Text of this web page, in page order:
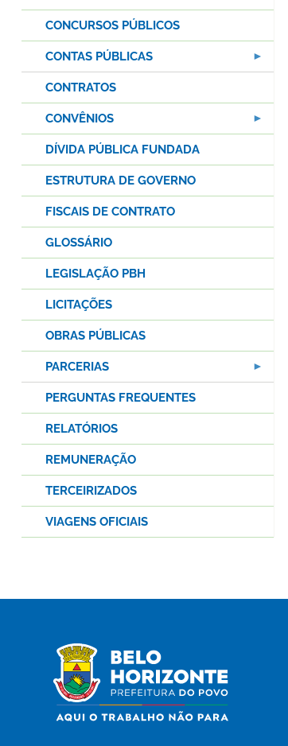
CONCURSOS PÚBLICOS
CONTAS PÚBLICAS
CONTRATOS
CONVÊNIOS
DÍVIDA PÚBLICA FUNDADA
ESTRUTURA DE GOVERNO
FISCAIS DE CONTRATO
GLOSSÁRIO
LEGISLAÇÃO PBH
LICITAÇÕES
OBRAS PÚBLICAS
PARCERIAS
PERGUNTAS FREQUENTES
RELATÓRIOS
REMUNERAÇÃO
TERCEIRIZADOS
VIAGENS OFICIAIS